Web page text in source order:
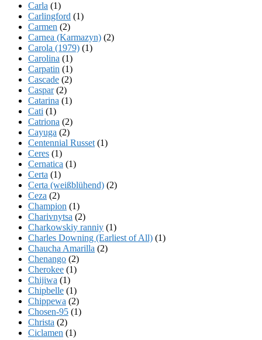
Carla (1)
Carlingford (1)
Carmen (2)
Carnea (Karmazyn) (2)
Carola (1979) (1)
Carolina (1)
Carpatin (1)
Cascade (2)
Caspar(2)
Catarina (1)
Cati (1)
Catriona (2)
Cayuga (2)
Centennial Russet (1)
Ceres (1)
Cernatica (1)
Certa (1)
Certa (weißblühend) (2)
Ceza (2)
Champion (1)
Charivnytsa (2)
Charkowskiy ranniy (1)
Charles Downing (Earliest of All) (1)
Chaucha Amarilla (2)
Chenango (2)
Cherokee (1)
Chijiwa (1)
Chipbelle (1)
Chippewa (2)
Chosen-95 (1)
Christa (2)
Ciclamen (1)